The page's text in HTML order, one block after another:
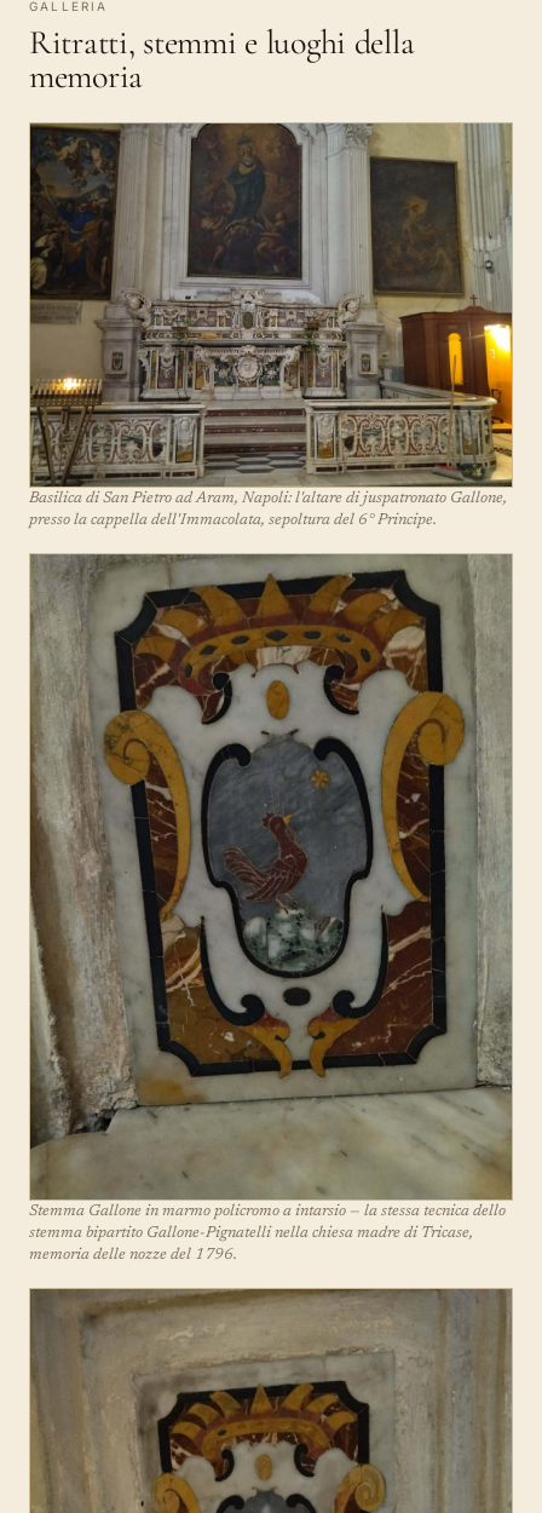
GALLERIA
Ritratti, stemmi e luoghi della
memoria
Basilica di San Pietro ad Aram, Napoli: l'altare di juspatronato Gallone,
presso la cappella dell'Immacolata, sepoltura del 6° Principe.
Stemma Gallone in marmo policromo a intarsio — la stessa tecnica dello
stemma bipartito Gallone-Pignatelli nella chiesa madre di Tricase,
memoria delle nozze del 1796.